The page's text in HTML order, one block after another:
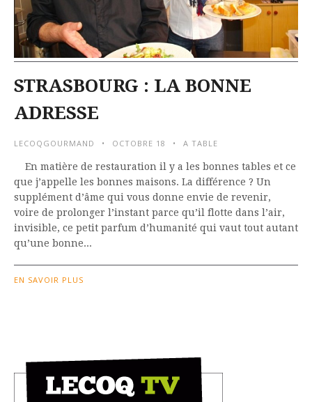
STRASBOURG : LA BONNE
ADRESSE
LECOQGOURMAND OCTOBRE 18 A TABLE
En matière de restauration il y a les bonnes tables et ce
que j’appelle les bonnes maisons. La différence ? Un
supplément d’âme qui vous donne envie de revenir,
voire de prolonger l’instant parce qu’il flotte dans l’air,
invisible, ce petit parfum d’humanité qui vaut tout autant
qu’une bonne...
EN SAVOIR PLUS